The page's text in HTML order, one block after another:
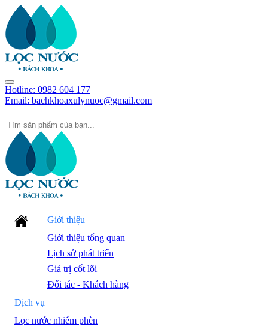
Hotline: 0982 604 177
Email: bachkhoaxulynuoc@gmail.com
Giới thiệu
Giới thiệu tổng quan
Lịch sử phát triển
Giá trị cốt lõi
Đối tác - Khách hàng
Dịch vụ
Lọc nước nhiễm phèn